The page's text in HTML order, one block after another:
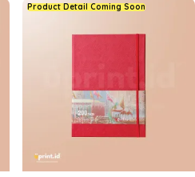
Product Detail Coming Soon